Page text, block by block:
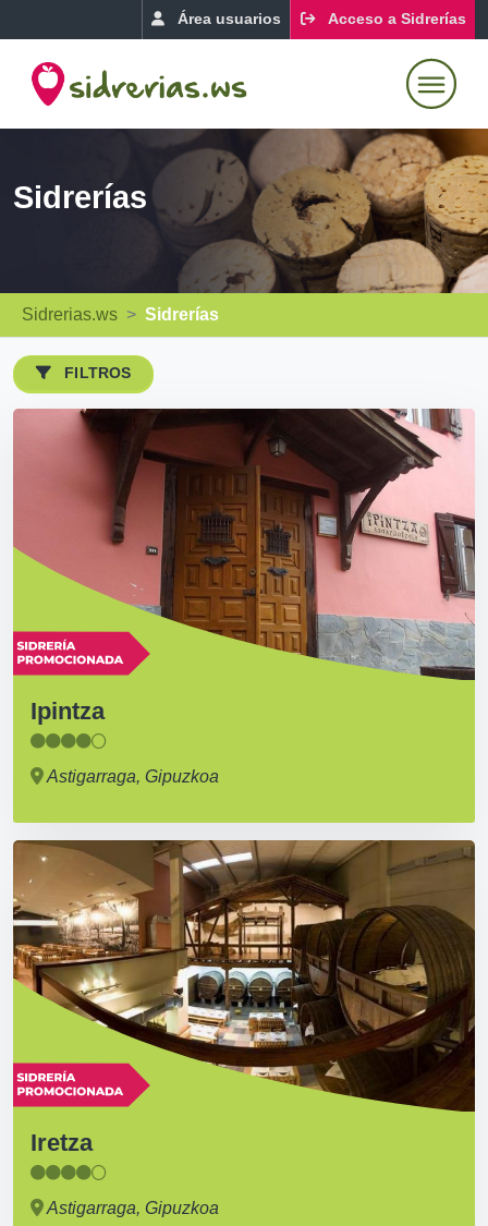
Área usuarios Acceso a Sidrerías
Sidrerías
Sidrerias.ws Sidrerías
FILTROS
Ipintza
Astigarraga, Gipuzkoa
Iretza
Astigarraga, Gipuzkoa